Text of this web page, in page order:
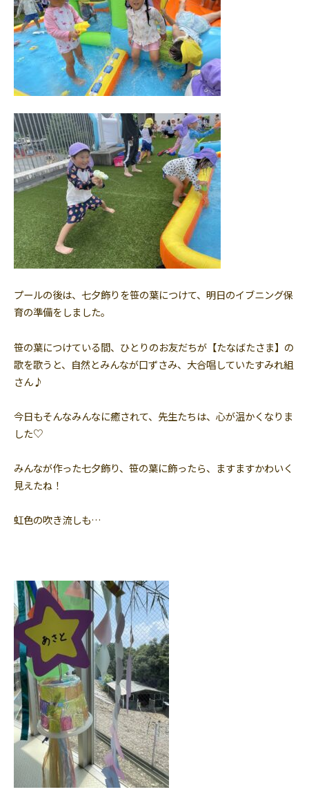
プールの後は、七夕飾りを笹の葉につけて、明日のイブニング保
育の準備をしました。
笹の葉につけている間、ひとりのお友だちが【たなばたさま】の
歌を歌うと、自然とみんなが口ずさみ、大合唱していたすみれ組
さん♪
今日もそんなみんなに癒されて、先生たちは、心が温かくなりま
した♡
みんなが作った七夕飾り、笹の葉に飾ったら、ますますかわいく
見えたね！
虹色の吹き流しも…